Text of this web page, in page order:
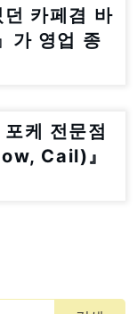
카페겸 바
가 영업 종
케 전문점
Cail)』